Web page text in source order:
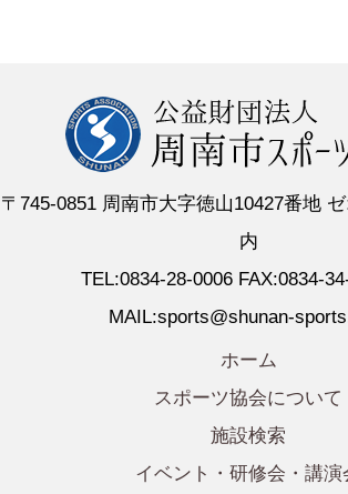
〒745-0851 周南市大字徳山10427番地
内
TEL:0834-28-0006 FAX:0834-
MAIL:sports@shunan-
ホーム
スポーツ協会について
施設検索
イベント・研修会・講演